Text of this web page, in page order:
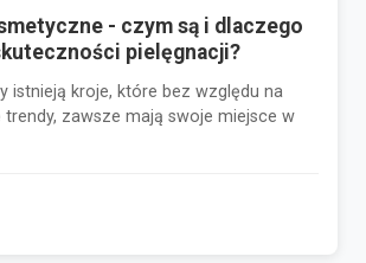
- czym są i dlaczego
pielęgnacji?
istnieją kroje, które bez względu na
trendy, zawsze mają swoje miejsce w